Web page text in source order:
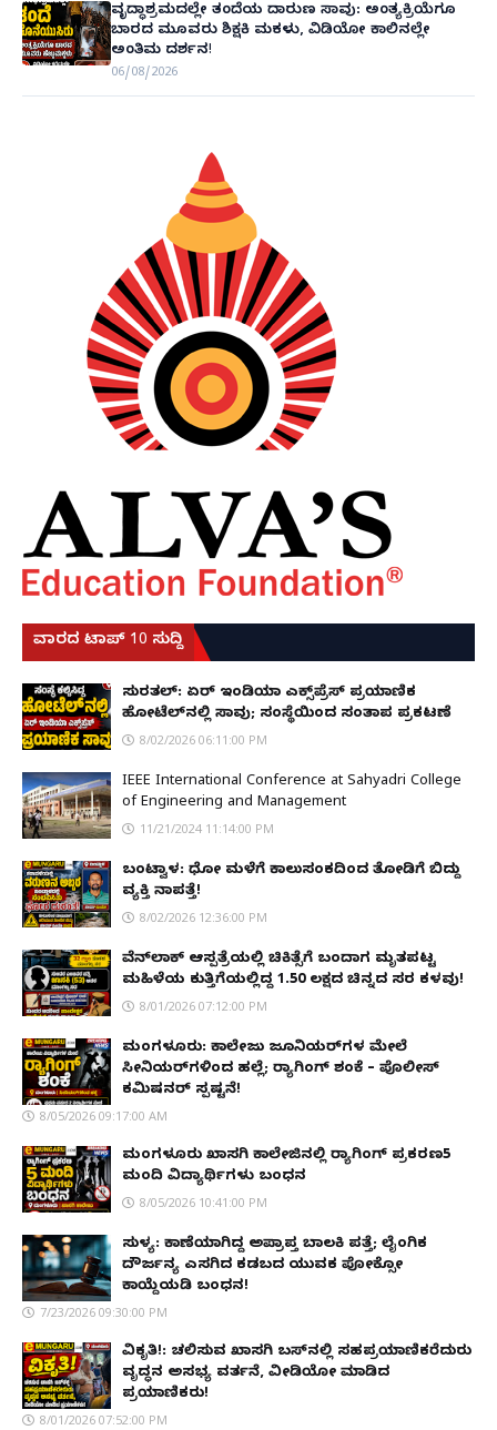
ವೃದ್ಧಾಶ್ರಮದಲ್ಲೇ ತಂದೆಯ ದಾರುಣ ಸಾವು: ಅಂತ್ಯಕ್ರಿಯೆಗೂ
ಬಾರದ ಮೂವರು ಶಿಕ್ಷಕಿ ಮಕಳು, ವಿಡಿಯೋ ಕಾಲಿನಲ್ಲೇ
ಅಂತಿಮ ದರ್ಶನ!
06/08/2026
ವಾರದ ಟಾಪ್ 10 ಸುದ್ದಿ
ಸುರತ್ಕಲ್: ಏರ್ ಇಂಡಿಯಾ ಎಕ್ಸ್‌ಪ್ರೆಸ್ ಪ್ರಯಾಣಿಕ
ಹೋಟೆಲ್‌ನಲ್ಲಿ ಸಾವು; ಸಂಸ್ಥೆಯಿಂದ ಸಂತಾಪ ಪ್ರಕಟಣೆ
8/02/2026 06:11:00 PM
IEEE International Conference at Sahyadri College
of Engineering and Management
11/21/2024 11:14:00 PM
ಬಂಟ್ವಾಳ: ಧೋ ಮಳೆಗೆ ಕಾಲುಸಂಕದಿಂದ ತೋಡಿಗೆ ಬಿದ್ದು
ವ್ಯಕ್ತಿ ನಾಪತ್ತೆ!
8/02/2026 12:36:00 PM
ವೆನ್‌ಲಾಕ್ ಆಸ್ಪತ್ರೆಯಲ್ಲಿ ಚಿಕಿತ್ಸೆಗೆ ಬಂದಾಗ ಮೃತಪಟ್ಟ
ಮಹಿಳೆಯ ಕುತ್ತಿಗೆಯಲ್ಲಿದ್ದ ₹1.50 ಲಕ್ಷದ ಚಿನ್ನದ ಸರ ಕಳವು!
8/01/2026 07:12:00 PM
ಮಂಗಳೂರು: ಕಾಲೇಜು ಜೂನಿಯರ್‌ಗಳ ಮೇಲೆ
ಸೀನಿಯರ್‌ಗಳಿಂದ ಹಲ್ಲೆ; ರ‌್ಯಾಗಿಂಗ್ ಶಂಕೆ – ಪೊಲೀಸ್
ಕಮಿಷನರ್ ಸ್ಪಷ್ಟನೆ!
8/05/2026 09:17:00 AM
ಮಂಗಳೂರು ಖಾಸಗಿ ಕಾಲೇಜಿನಲ್ಲಿ ರ‌್ಯಾಗಿಂಗ್ ಪ್ರಕರಣ5
ಮಂದಿ ವಿದ್ಯಾರ್ಥಿಗಳು ಬಂಧನ
8/05/2026 10:41:00 PM
ಸುಳ್ಯ: ಕಾಣೆಯಾಗಿದ್ದ ಅಪ್ರಾಪ್ತ ಬಾಲಕಿ ಪತ್ತೆ; ಲೈಂಗಿಕ
ದೌರ್ಜನ್ಯ ಎಸಗಿದ ಕಡಬದ ಯುವಕ ಪೋಕ್ಸೋ
ಕಾಯ್ದೆಯಡಿ ಬಂಧನ!
7/23/2026 09:30:00 PM
ವಿಕೃತಿ!: ಚಲಿಸುವ ಖಾಸಗಿ ಬಸ್‌ನಲ್ಲಿ ಸಹಪ್ರಯಾಣಿಕರೆದುರು
ವೃದ್ಧನ ಅಸಭ್ಯ ವರ್ತನೆ, ವೀಡಿಯೋ ಮಾಡಿದ
ಪ್ರಯಾಣಿಕರು!
8/01/2026 07:52:00 PM